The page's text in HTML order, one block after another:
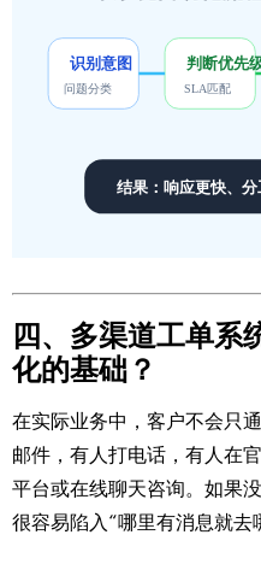
四、多渠道工单系
化的基础？
在实际业务中，客户不会只
邮件，有人打电话，有人在
平台或在线聊天咨询。如果
很容易陷入“哪里有消息就去